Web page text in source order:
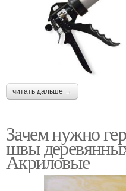
читать дальше →
Зачем нужно
швы
Акриловые